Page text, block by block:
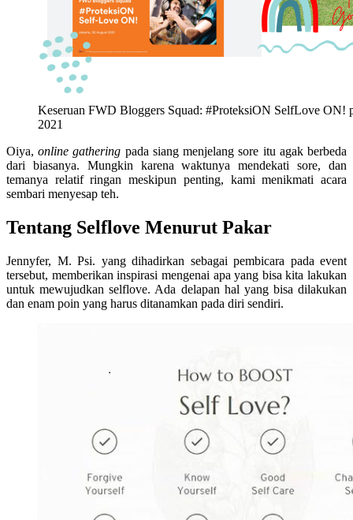
Keseruan FWD Bloggers Squad: #ProteksiON SelfLove ON!
2021
Oiya,online gathering pada siang menjelang sore itu agak berbeda
dari biasanya. Mungkin karena waktunya mendekati sore, dan
temanya relatif ringan meskipun penting, kami menikmati acara
sembari menyesap teh.
Tentang Selflove Menurut Pakar
Jennyfer, M. Psi. yang dihadirkan sebagai pembicara pada event
tersebut, memberikan inspirasi mengenai apa yang bisa kita lakukan
untuk mewujudkan selflove. Ada delapan hal yang bisa dilakukan
dan enam poin yang harus ditanamkan pada diri sendiri.